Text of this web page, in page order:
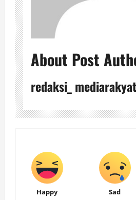
About Post
redaksi_
Happy Sad